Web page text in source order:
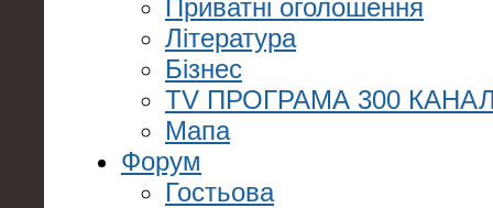
Приватні оголошення
Література
Бізнес
TV ПРОГРАМА 300
Мапа
Форум
Гостьова